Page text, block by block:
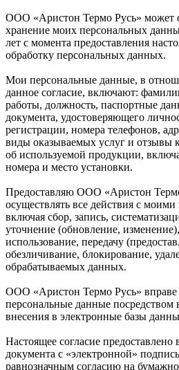
ООО «Аристон Термо Русь» может
хранение моих персональных
лет с момента предоставления
обработку персональных данных.
Мои персональные данные, в
данное согласие, включают:
работы, должность, паспортные
документа, удостоверяющего
регистрации, номера телефонов,
виды оказываемых услуг и отзывы
об используемой продукции,
номера и место установки.
Предоставляю ООО «Аристон
осуществлять все действия с
включая сбор, запись,
уточнение (обновление,
использование, передачу
обезличивание, блокирование,
обрабатываемых данных.
ООО «Аристон Термо Русь» вправе
персональные данные
внесения в электронные базы
Настоящее согласие
документа с «электронной»
равнозначным согласию на